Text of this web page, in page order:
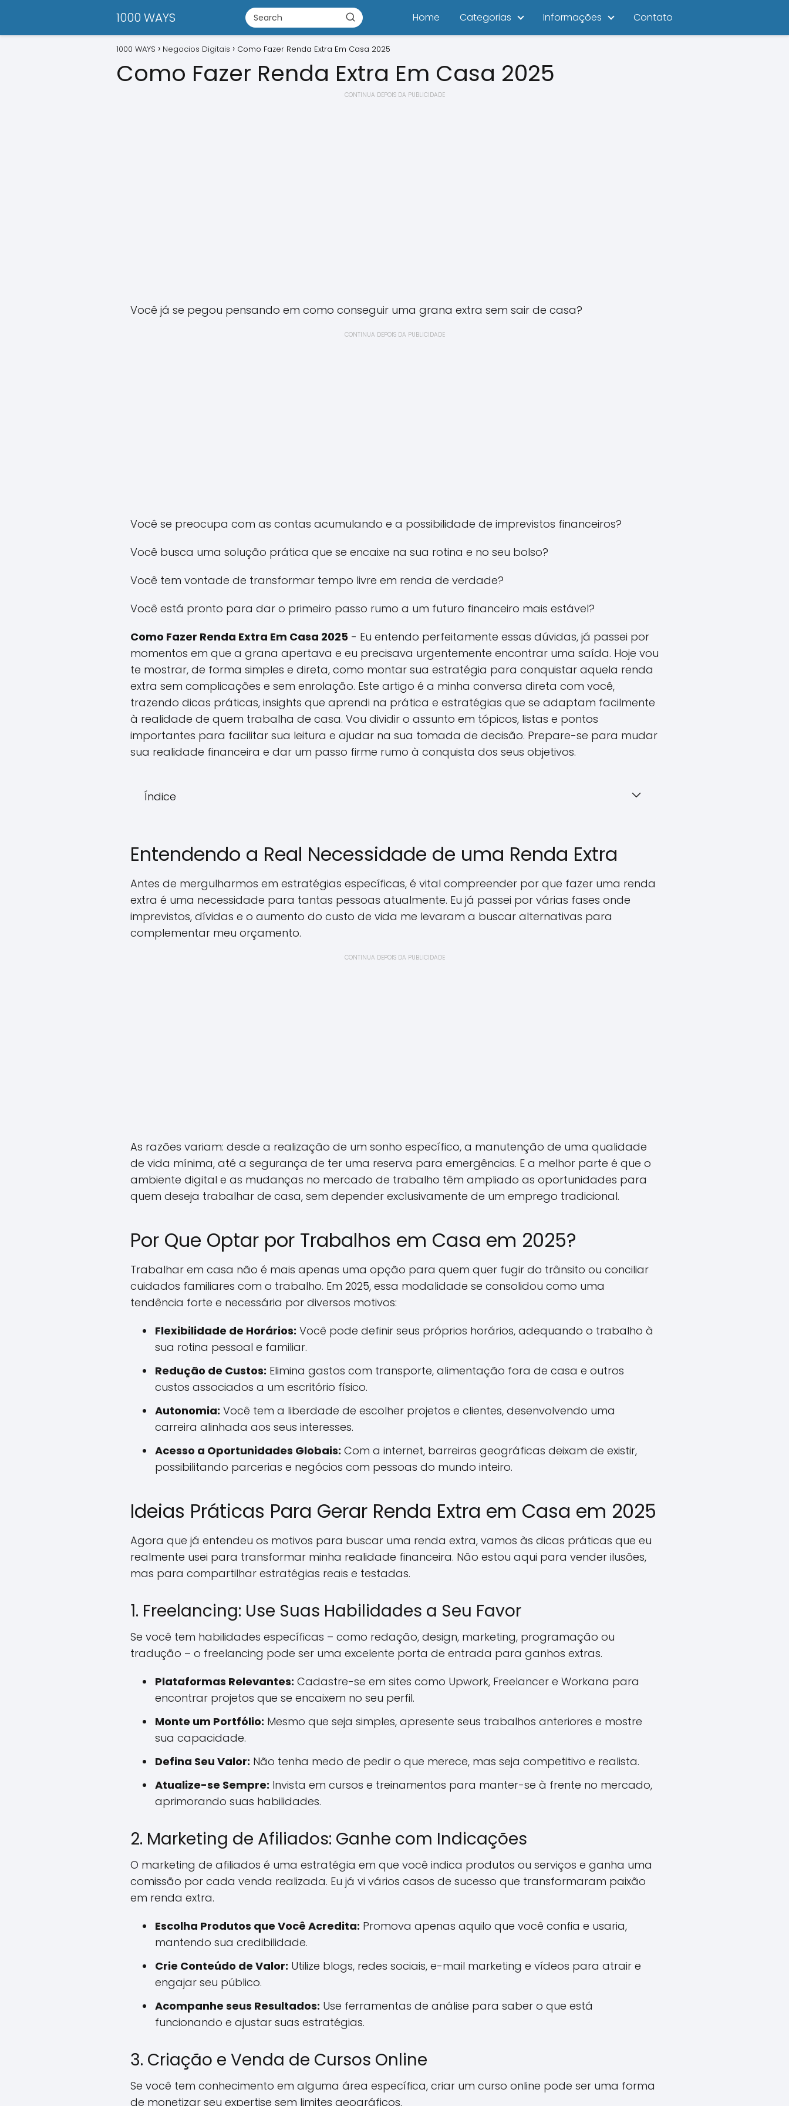
1000 WAYS Home Categorias Informações Contato
1000 WAYS Negocios Digitais Como Fazer Renda Extra Em Casa 2025
Como Fazer Renda Extra Em Casa 2025
CONTINUA DEPOIS DA PUBLICIDADE
Você já se pegou pensando em como conseguir uma grana extra sem sair de casa?
CONTINUA DEPOIS DA PUBLICIDADE
Você se preocupa com as contas acumulando e a possibilidade de imprevistos financeiros?
Você busca uma solução prática que se encaixe na sua rotina e no seu bolso?
Você tem vontade de transformar tempo livre em renda de verdade?
Você está pronto para dar o primeiro passo rumo a um futuro financeiro mais estável?
Como Fazer Renda Extra Em Casa 2025 - Eu entendo perfeitamente essas dúvidas, já passei por
momentos em que a grana apertava e eu precisava urgentemente encontrar uma saída. Hoje vou
te mostrar, de forma simples e direta, como montar sua estratégia para conquistar aquela renda
extra sem complicações e sem enrolação. Este artigo é a minha conversa direta com você,
trazendo dicas práticas, insights que aprendi na prática e estratégias que se adaptam facilmente
à realidade de quem trabalha de casa. Vou dividir o assunto em tópicos, listas e pontos
importantes para facilitar sua leitura e ajudar na sua tomada de decisão. Prepare-se para mudar
sua realidade financeira e dar um passo firme rumo à conquista dos seus objetivos.
Índice
Entendendo a Real Necessidade de uma Renda Extra
Antes de mergulharmos em estratégias específicas, é vital compreender por que fazer uma renda
extra é uma necessidade para tantas pessoas atualmente. Eu já passei por várias fases onde
imprevistos, dívidas e o aumento do custo de vida me levaram a buscar alternativas para
complementar meu orçamento.
CONTINUA DEPOIS DA PUBLICIDADE
As razões variam: desde a realização de um sonho específico, a manutenção de uma qualidade
de vida mínima, até a segurança de ter uma reserva para emergências. E a melhor parte é que o
ambiente digital e as mudanças no mercado de trabalho têm ampliado as oportunidades para
quem deseja trabalhar de casa, sem depender exclusivamente de um emprego tradicional.
Por Que Optar por Trabalhos em Casa em 2025?
Trabalhar em casa não é mais apenas uma opção para quem quer fugir do trânsito ou conciliar
cuidados familiares com o trabalho. Em 2025, essa modalidade se consolidou como uma
tendência forte e necessária por diversos motivos:
Flexibilidade de Horários: Você pode definir seus próprios horários, adequando o trabalho à
sua rotina pessoal e familiar.
Redução de Custos: Elimina gastos com transporte, alimentação fora de casa e outros
custos associados a um escritório físico.
Autonomia: Você tem a liberdade de escolher projetos e clientes, desenvolvendo uma
carreira alinhada aos seus interesses.
Acesso a Oportunidades Globais: Com a internet, barreiras geográficas deixam de existir,
possibilitando parcerias e negócios com pessoas do mundo inteiro.
Ideias Práticas Para Gerar Renda Extra em Casa em 2025
Agora que já entendeu os motivos para buscar uma renda extra, vamos às dicas práticas que eu
realmente usei para transformar minha realidade financeira. Não estou aqui para vender ilusões,
mas para compartilhar estratégias reais e testadas.
1. Freelancing: Use Suas Habilidades a Seu Favor
Se você tem habilidades específicas – como redação, design, marketing, programação ou
tradução – o freelancing pode ser uma excelente porta de entrada para ganhos extras.
Plataformas Relevantes: Cadastre-se em sites como Upwork, Freelancer e Workana para
encontrar projetos que se encaixem no seu perfil.
Monte um Portfólio: Mesmo que seja simples, apresente seus trabalhos anteriores e mostre
sua capacidade.
Defina Seu Valor: Não tenha medo de pedir o que merece, mas seja competitivo e realista.
Atualize-se Sempre: Invista em cursos e treinamentos para manter-se à frente no mercado,
aprimorando suas habilidades.
2. Marketing de Afiliados: Ganhe com Indicações
O marketing de afiliados é uma estratégia em que você indica produtos ou serviços e ganha uma
comissão por cada venda realizada. Eu já vi vários casos de sucesso que transformaram paixão
em renda extra.
Escolha Produtos que Você Acredita: Promova apenas aquilo que você confia e usaria,
mantendo sua credibilidade.
Crie Conteúdo de Valor: Utilize blogs, redes sociais, e-mail marketing e vídeos para atrair e
engajar seu público.
Acompanhe seus Resultados: Use ferramentas de análise para saber o que está
funcionando e ajustar suas estratégias.
3. Criação e Venda de Cursos Online
Se você tem conhecimento em alguma área específica, criar um curso online pode ser uma forma
de monetizar seu expertise sem limites geográficos.